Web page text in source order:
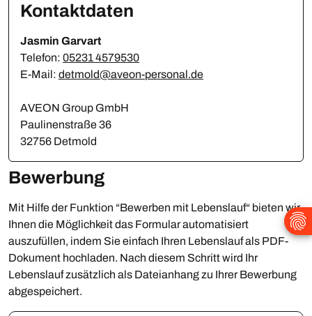
Kontaktdaten
Jasmin Garvart
Telefon: 05231 4579530
E-Mail: detmold@aveon-personal.de
AVEON Group GmbH
Paulinenstraße 36
32756 Detmold
Bewerbung
Mit Hilfe der Funktion “Bewerben mit Lebenslauf“ bieten wir
Ihnen die Möglichkeit das Formular automatisiert
auszufüllen, indem Sie einfach Ihren Lebenslauf als PDF-
Dokument hochladen. Nach diesem Schritt wird Ihr
Lebenslauf zusätzlich als Dateianhang zu Ihrer Bewerbung
abgespeichert.